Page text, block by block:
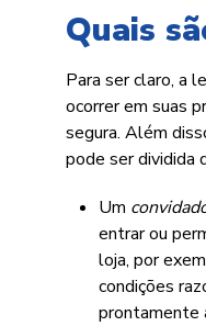
Quais
Para ser claro, a
ocorrer em suas
segura. Além
pode ser dividida
Um
entrar ou
loja, por
condições
prontamente